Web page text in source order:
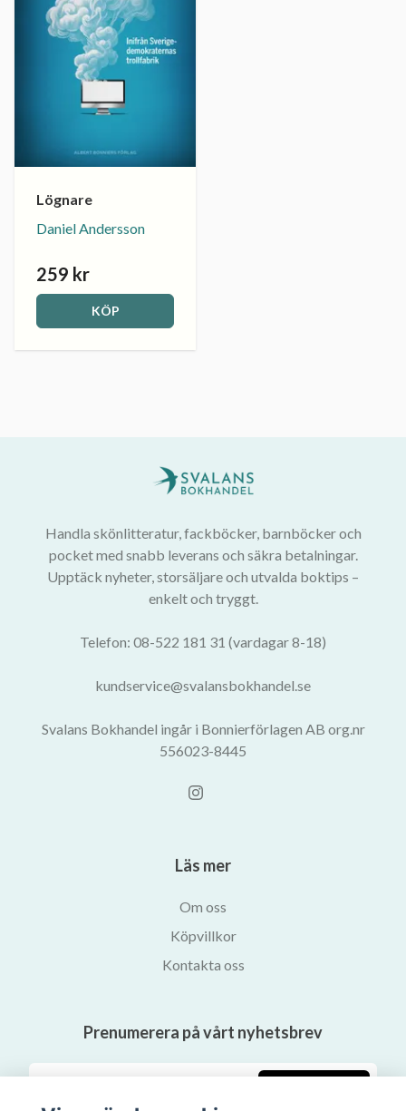
Lögnare
Daniel Andersson
259 kr
KÖP
Handla skönlitteratur, fackböcker, barnböcker och
pocket med snabb leverans och säkra betalningar.
Upptäck nyheter, storsäljare och utvalda boktips –
enkelt och tryggt.
Telefon: 08-522 181 31 (vardagar 8-18)
kundservice@svalansbokhandel.se
Svalans Bokhandel ingår i Bonnierförlagen AB org.nr
556023-8445
Läs mer
Om oss
Köpvillkor
Kontakta oss
Prenumerera på vårt nyhetsbrev